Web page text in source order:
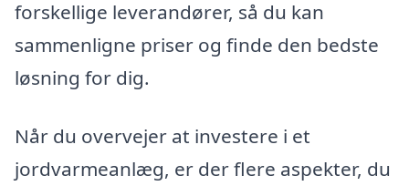
forskellige leverandører, så du kan
sammenligne priser og finde den bedste
løsning for dig.
Når du overvejer at investere i et
jordvarmeanlæg, er der flere aspekter, du